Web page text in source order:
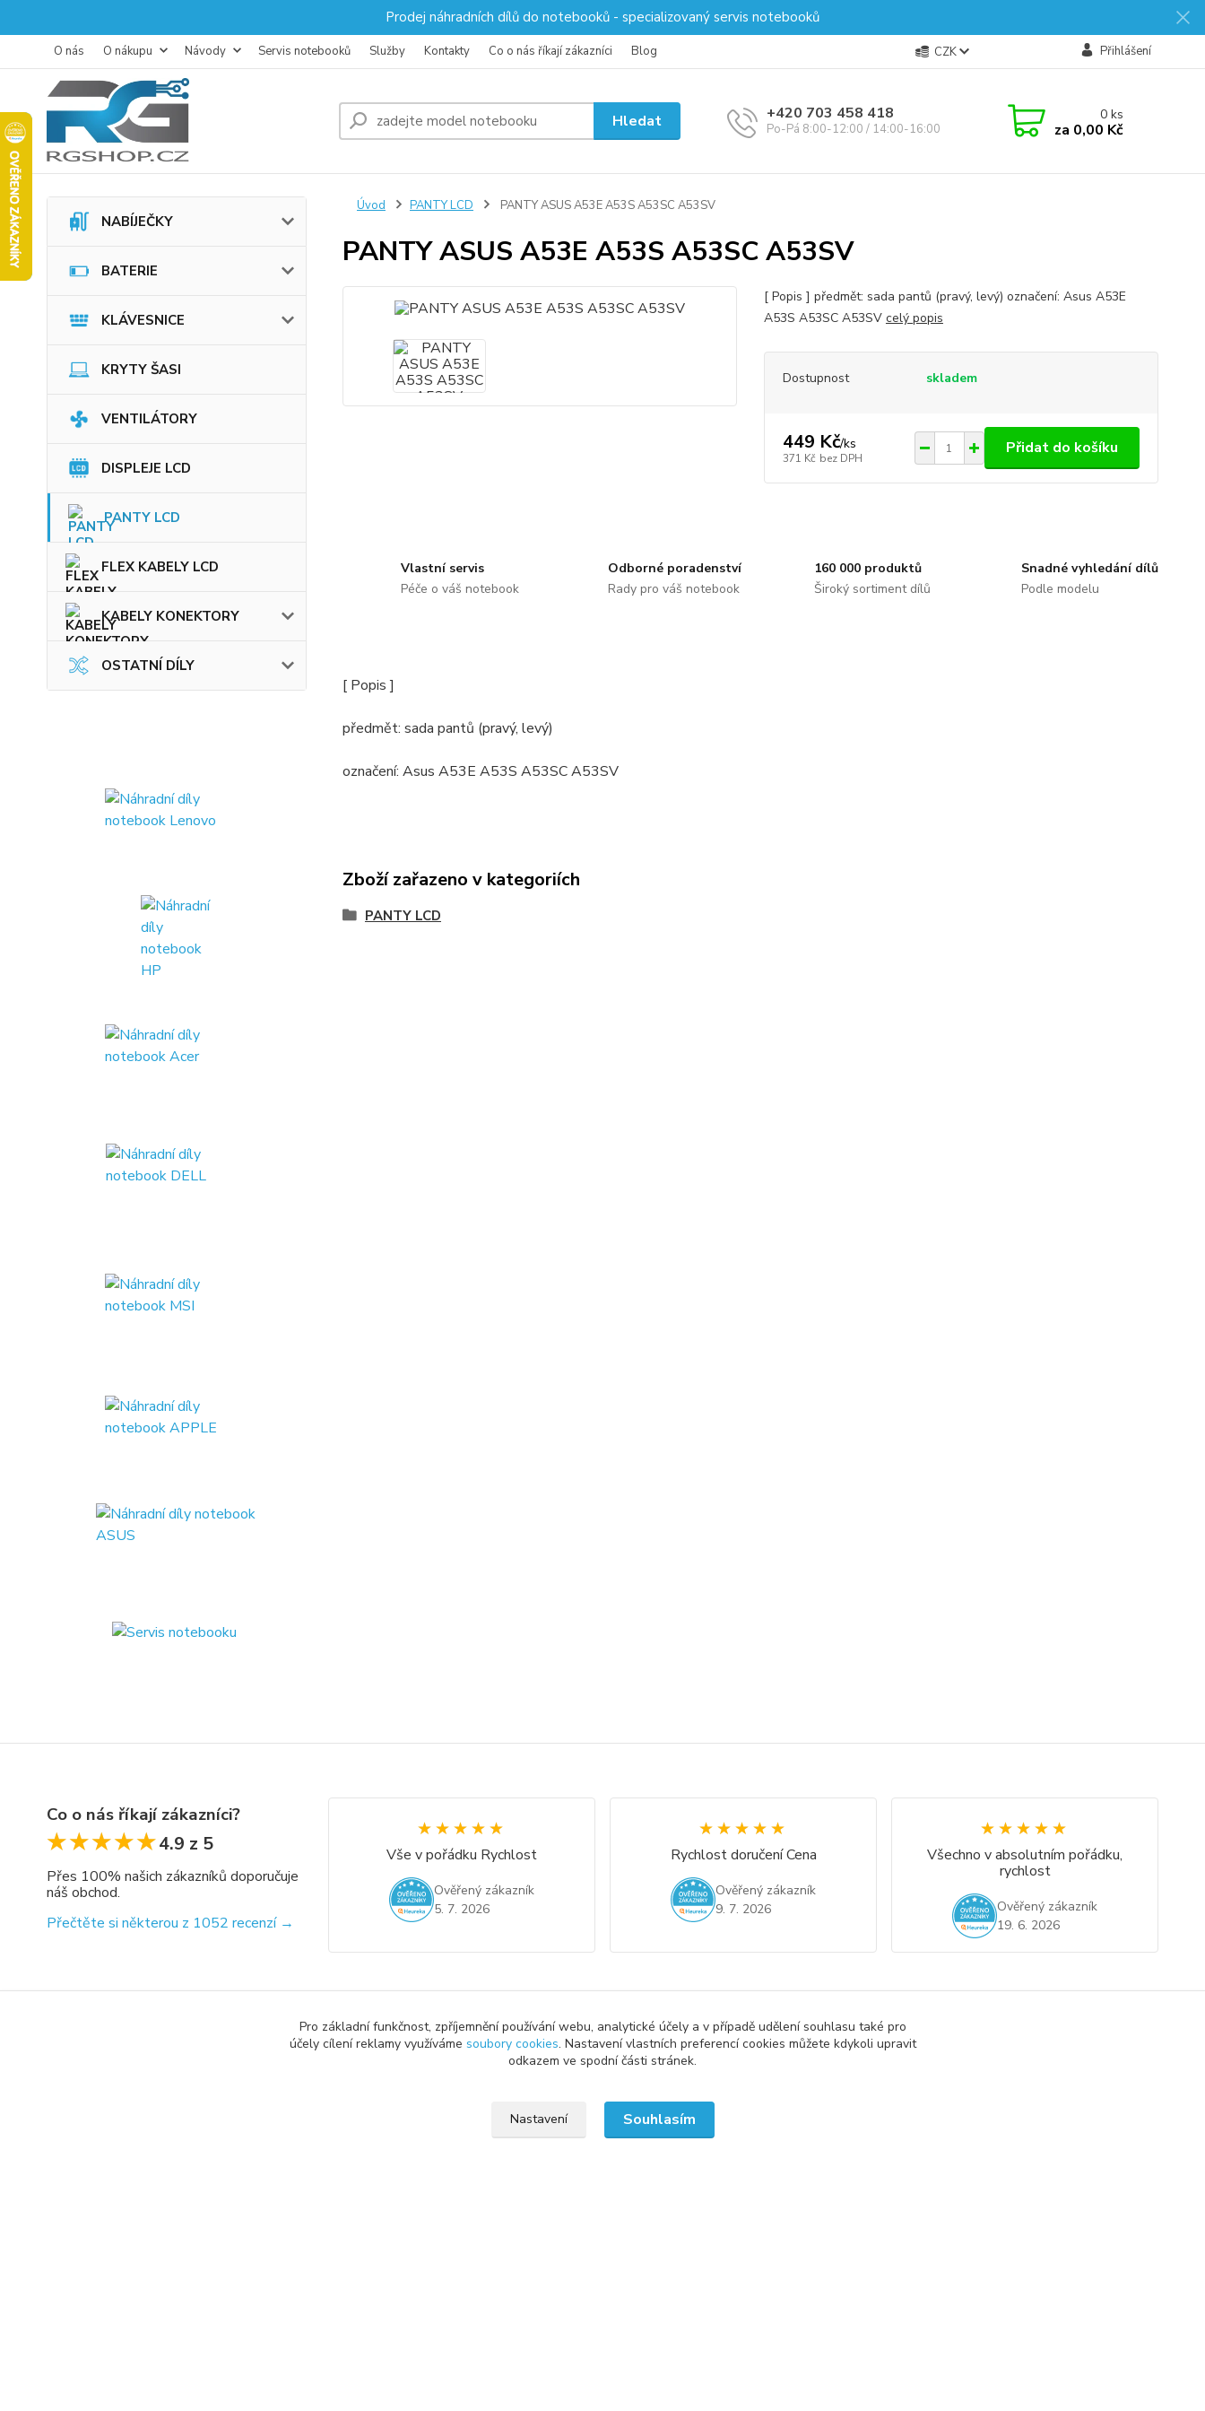
Prodej náhradních dílů do notebooků - specializovaný servis notebooků
O nás O nákupu Návody Servis notebooků Služby Kontakty Co o nás říkají zákazníci Blog CZK Přihlášení
Hledat +420 703 458 418
Po-Pá 8:00-12:00 / 14:00-16:00
0ks
za 0,00 Kč
NABÍJEČKY
BATERIE
KLÁVESNICE
KRYTY ŠASI
VENTILÁTORY
DISPLEJE LCD
PANTY LCD
FLEX KABELY LCD
KABELY KONEKTORY
OSTATNÍ DÍLY
Úvod PANTY LCD PANTY ASUS A53E A53S A53SC A53SV
PANTY ASUS A53E A53S A53SC A53SV
[ Popis ] předmět: sada pantů (pravý, levý) označení: Asus A53E
A53S A53SC A53SV celý popis
Dostupnost skladem
449 Kč/ks
371 Kč bez DPH
Přidat do košíku
Vlastní servis
Péče o váš notebook
Odborné poradenství
Rady pro váš notebook
160 000 produktů
Široký sortiment dílů
Snadné vyhledání dílů
Podle modelu
[ Popis ]
předmět: sada pantů (pravý, levý)
označení: Asus A53E A53S A53SC A53SV
Zboží zařazeno v kategoriích
PANTY LCD
Co o nás říkají zákazníci?
★★★★★
★★★★★4.9 z 5
Přes 100% našich zákazníků doporučuje
náš obchod.
Přečtěte si některou z 1052 recenzí →
★★★★★
★★★★★
Vše v pořádku Rychlost
Ověřený zákazník
5. 7. 2026
★★★★★
★★★★★
Rychlost doručení Cena
Ověřený zákazník
9. 7. 2026
★★★★★
★★★★★
Všechno v absolutním pořádku,
rychlost
Ověřený zákazník
19. 6. 2026
Kde nás najdete
RG COMPUTER SERVICE s.r.o.
Frýdecká 851
Pro základní funkčnost, zpříjemnění používání webu, analytické účely a v případě udělení souhlasu také pro
účely cílení reklamy využíváme soubory cookies. Nastavení vlastních preferencí cookies můžete kdykoli upravit
odkazem ve spodní části stránek.
Nastavení Souhlasím